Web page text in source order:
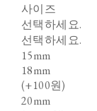
사이즈
선택하세요.
선택하세요.
15mm
18mm
(+100원)
20mm